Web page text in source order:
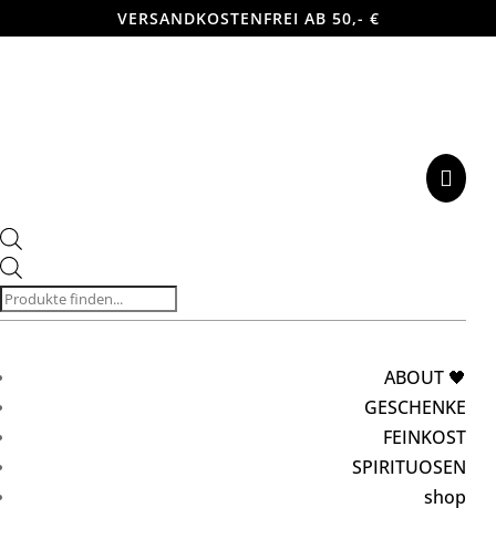
VERSANDKOSTENFREI AB 50,- €
ABOUT 🖤
GESCHENKE
FEINKOST
SPIRITUOSEN
shop
search
